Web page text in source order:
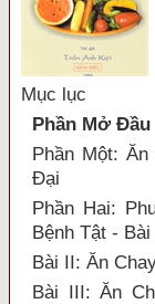
Mục lục
Phần Mở Đầu
Phần Một:
Đại
Phần Hai:
Bệnh Tật -
Bài II: Ăn
Bài III: Ăn